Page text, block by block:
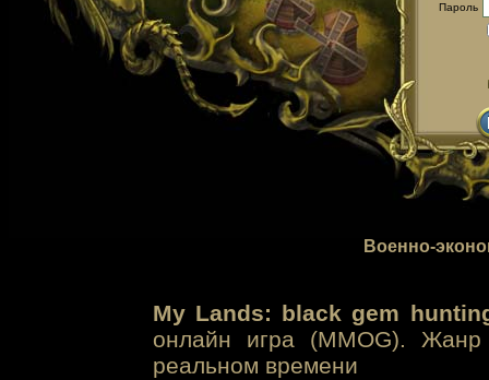
Пароль
Военно-
My Lands: black gem
онлайн игра (MMOG). Жанр
реальном времени